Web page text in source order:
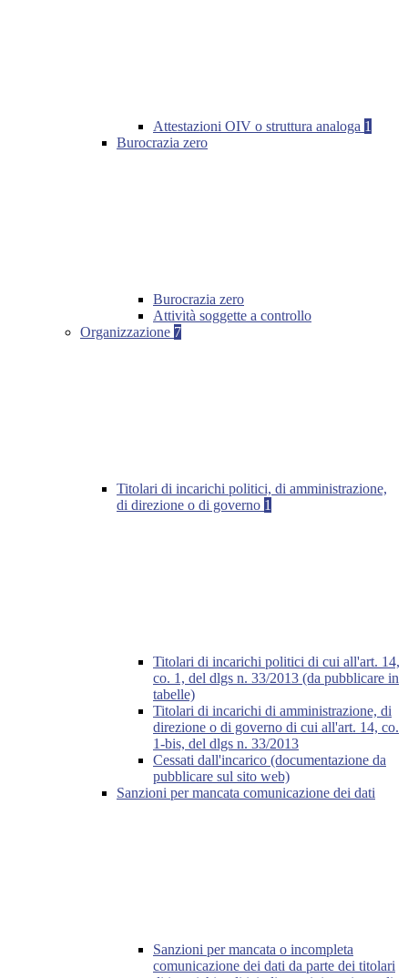
Attestazioni OIV o struttura analoga 1
Burocrazia zero
Burocrazia zero
Attività soggette a controllo
Organizzazione 7
Titolari di incarichi politici, di amministrazione,
di direzione o di governo 1
Titolari di incarichi politici di cui all'art. 14,
co. 1, del dlgs n. 33/2013 (da pubblicare in
tabelle)
Titolari di incarichi di amministrazione, di
direzione o di governo di cui all'art. 14, co.
1-bis, del dlgs n. 33/2013
Cessati dall'incarico (documentazione da
pubblicare sul sito web)
Sanzioni per mancata comunicazione dei dati
Sanzioni per mancata o incompleta
comunicazione dei dati da parte dei titolari